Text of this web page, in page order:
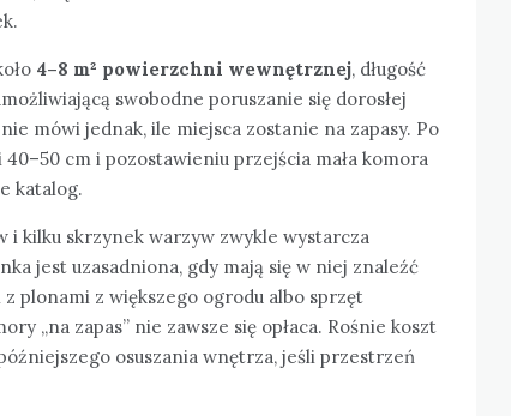
4–8 m² powierzchni wewnętrznej, długość
swobodne poruszanie się dorosłej
mówi jednak, ile miejsca zostanie na zapasy. Po
40–50 cm i pozostawieniu przejścia mała komora
katalog.
i kilku skrzynek warzyw zwykle wystarcza
jest uzasadniona, gdy mają się w niej znaleźć
plonami z większego ogrodu albo sprzęt
„na zapas” nie zawsze się opłaca. Rośnie koszt
osuszania wnętrza, jeśli przestrzeń